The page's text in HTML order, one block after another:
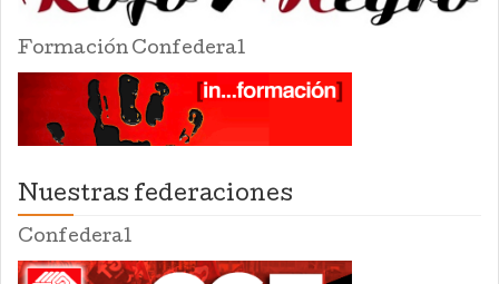
Formación Confederal
Nuestras federaciones
Confederal